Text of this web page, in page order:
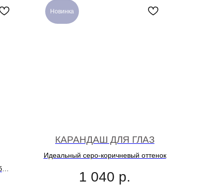
Новинка
КАРАНДАШ ДЛЯ ГЛАЗ
Идеальный серо-коричневый оттенок
1 040 р.